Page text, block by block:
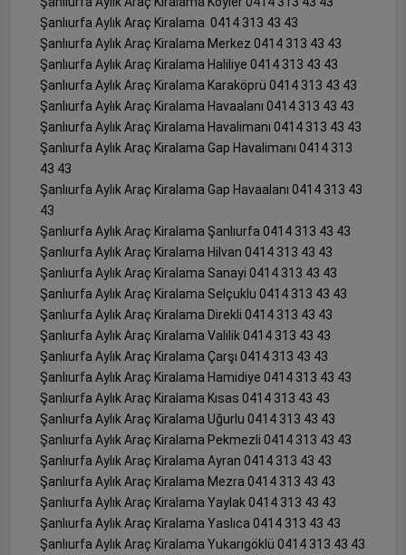
Şanlıurfa Aylık Araç Kiralama 0414 313 43 43
Şanlıurfa Aylık Araç Kiralama Merkez 0414 313 43 43
Şanlıurfa Aylık Araç Kiralama Haliliye 0414 313 43 43
Şanlıurfa Aylık Araç Kiralama Karaköprü 0414 313 43 43
Şanlıurfa Aylık Araç Kiralama Havaalanı 0414 313 43 43
Şanlıurfa Aylık Araç Kiralama Havalimanı 0414 313 43 43
Şanlıurfa Aylık Araç Kiralama Gap Havalimanı 0414 313
43 43
Şanlıurfa Aylık Araç Kiralama Gap Havaalanı 0414 313 43
43
Şanlıurfa Aylık Araç Kiralama Şanlıurfa 0414 313 43 43
Şanlıurfa Aylık Araç Kiralama Hilvan 0414 313 43 43
Şanlıurfa Aylık Araç Kiralama Sanayi 0414 313 43 43
Şanlıurfa Aylık Araç Kiralama Selçuklu 0414 313 43 43
Şanlıurfa Aylık Araç Kiralama Direkli 0414 313 43 43
Şanlıurfa Aylık Araç Kiralama Valilik 0414 313 43 43
Şanlıurfa Aylık Araç Kiralama Çarşı 0414 313 43 43
Şanlıurfa Aylık Araç Kiralama Hamidiye 0414 313 43 43
Şanlıurfa Aylık Araç Kiralama Kısas 0414 313 43 43
Şanlıurfa Aylık Araç Kiralama Uğurlu 0414 313 43 43
Şanlıurfa Aylık Araç Kiralama Pekmezli 0414 313 43 43
Şanlıurfa Aylık Araç Kiralama Ayran 0414 313 43 43
Şanlıurfa Aylık Araç Kiralama Mezra 0414 313 43 43
Şanlıurfa Aylık Araç Kiralama Yaylak 0414 313 43 43
Şanlıurfa Aylık Araç Kiralama Yaslıca 0414 313 43 43
Şanlıurfa Aylık Araç Kiralama Yukarıgöklü 0414 313 43 43